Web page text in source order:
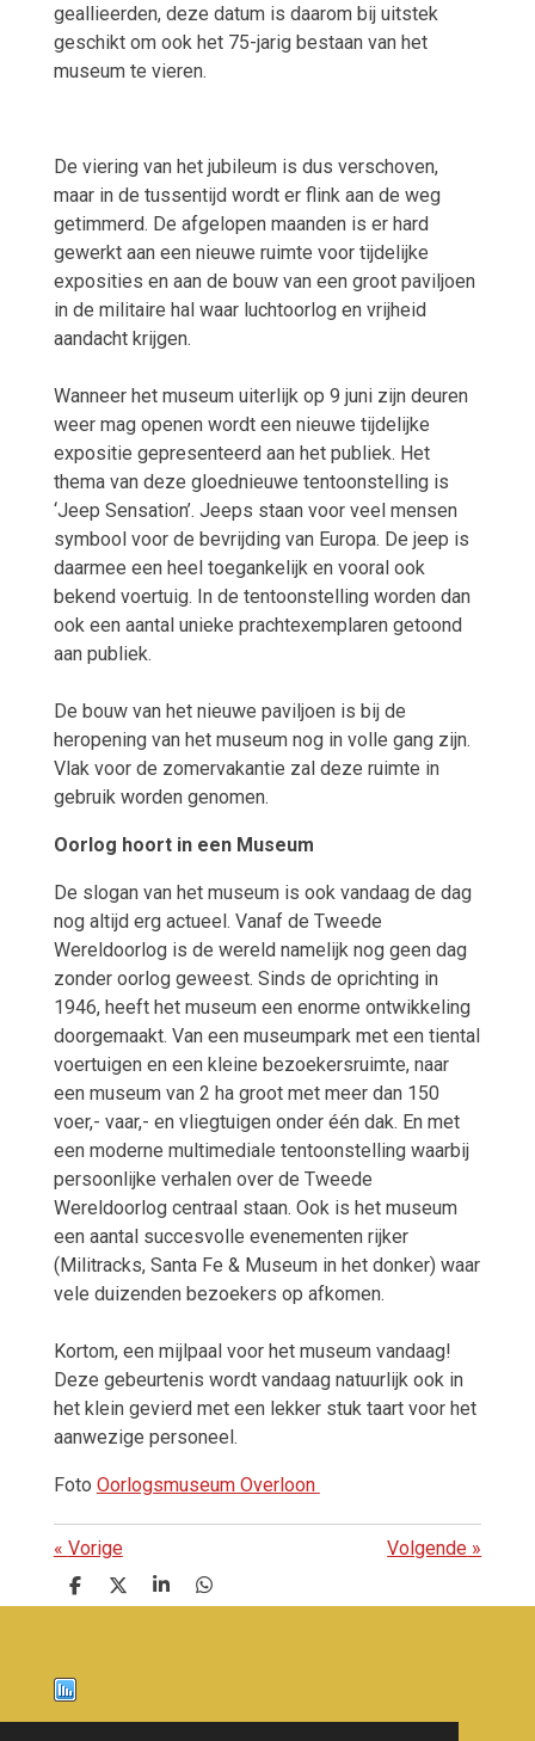
geallieerden, deze datum is daarom bij uitstek
geschikt om ook het 75-jarig bestaan van het
museum te vieren.
De viering van het jubileum is dus verschoven,
maar in de tussentijd wordt er flink aan de weg
getimmerd. De afgelopen maanden is er hard
gewerkt aan een nieuwe ruimte voor tijdelijke
exposities en aan de bouw van een groot paviljoen
in de militaire hal waar luchtoorlog en vrijheid
aandacht krijgen.
Wanneer het museum uiterlijk op 9 juni zijn deuren
weer mag openen wordt een nieuwe tijdelijke
expositie gepresenteerd aan het publiek. Het
thema van deze gloednieuwe tentoonstelling is
‘Jeep Sensation’. Jeeps staan voor veel mensen
symbool voor de bevrijding van Europa. De jeep is
daarmee een heel toegankelijk en vooral ook
bekend voertuig. In de tentoonstelling worden dan
ook een aantal unieke prachtexemplaren getoond
aan publiek.
De bouw van het nieuwe paviljoen is bij de
heropening van het museum nog in volle gang zijn.
Vlak voor de zomervakantie zal deze ruimte in
gebruik worden genomen.
Oorlog hoort in een Museum
De slogan van het museum is ook vandaag de dag
nog altijd erg actueel. Vanaf de Tweede
Wereldoorlog is de wereld namelijk nog geen dag
zonder oorlog geweest. Sinds de oprichting in
1946, heeft het museum een enorme ontwikkeling
doorgemaakt. Van een museumpark met een tiental
voertuigen en een kleine bezoekersruimte, naar
een museum van 2 ha groot met meer dan 150
voer,- vaar,- en vliegtuigen onder één dak. En met
een moderne multimediale tentoonstelling waarbij
persoonlijke verhalen over de Tweede
Wereldoorlog centraal staan. Ook is het museum
een aantal succesvolle evenementen rijker
(Militracks, Santa Fe & Museum in het donker) waar
vele duizenden bezoekers op afkomen.
Kortom, een mijlpaal voor het museum vandaag!
Deze gebeurtenis wordt vandaag natuurlijk ook in
het klein gevierd met een lekker stuk taart voor het
aanwezige personeel.
Foto Oorlogsmuseum Overloon
« Vorige Volgende »
D
e
D
e
S
h
D
e